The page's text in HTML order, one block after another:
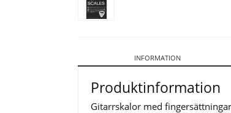
INFORMATION
Produktinformation
Gitarrskalor med